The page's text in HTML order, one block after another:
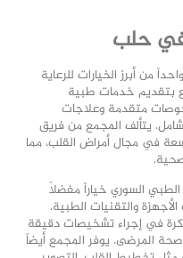
في حلب
من أبرز الخيارات للرعاية
بتقديم خدمات طبية
متقدمة وعلاجات
يتألف المجمع من فريق
في مجال أمراض القلب، مما
السوري خياراً مفضلاً
والتقنيات الطبية.
في إجراء تشخيصات دقيقة
المرضى. يوفر المجمع أيضاً